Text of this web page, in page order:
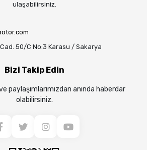
ulaşabilirsiniz.
Cad. 50/C No:3 Karasu / Sakarya
Bizi Takip Edin
paylaşımlarımızdan anında haberdar
olabilirsiniz.